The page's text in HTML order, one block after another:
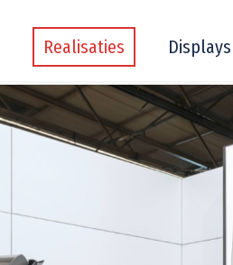
Realisaties Displays